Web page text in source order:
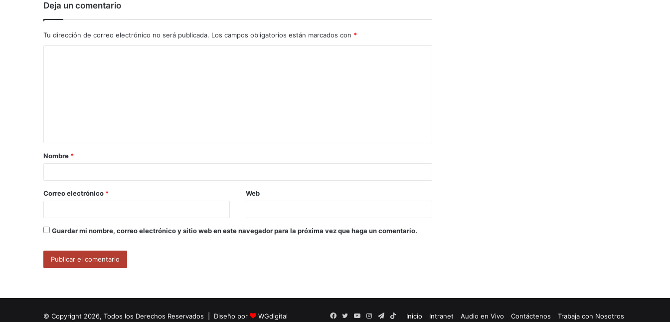
Deja un comentario
Tu dirección de correo electrónico no será publicada. Los campos obligatorios están marcados con *
a
r
*
Nombre *
Correo electrónico * Web
Guardar mi nombre, correo electrónico y sitio web en este navegador para la próxima vez que haga un comentario.
© Copyright 2026, Todos los Derechos Reservados | Diseño por WGdigital Inicio Intranet Audio en Vivo Contáctenos Trabaja con Nosotros
Facebook
TwitterYouTubeInstagramTelegram
TikTok